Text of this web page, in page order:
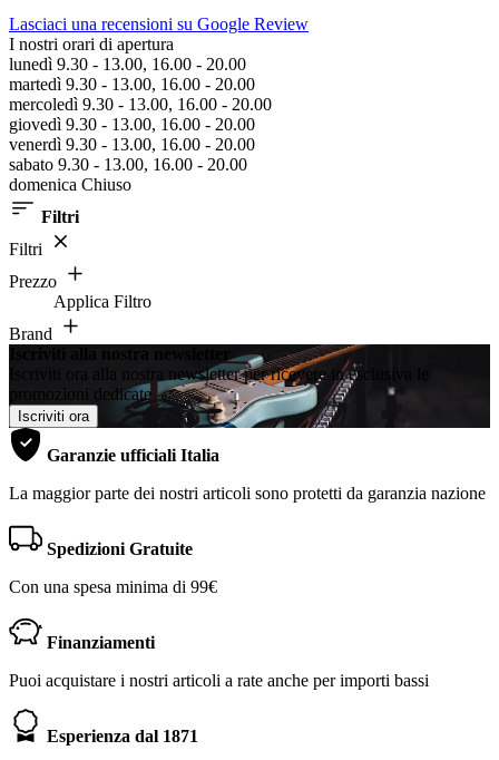
Lasciaci una recensioni su Google Review
I nostri orari di apertura
lunedì 9.30 - 13.00, 16.00 - 20.00
martedì 9.30 - 13.00, 16.00 - 20.00
mercoledì 9.30 - 13.00, 16.00 - 20.00
giovedì 9.30 - 13.00, 16.00 - 20.00
venerdì 9.30 - 13.00, 16.00 - 20.00
sabato 9.30 - 13.00, 16.00 - 20.00
domenica Chiuso
Filtri
Filtri
Prezzo
Applica Filtro
Brand
Iscriviti alla nostra newsletter
Iscriviti ora alla nostra newsletter per ricevere in esclusiva le
promozioni dedicate
Iscriviti ora
Garanzie ufficiali Italia
La maggior parte dei nostri articoli sono protetti da garanzia nazione
Spedizioni Gratuite
Con una spesa minima di 99€
Finanziamenti
Puoi acquistare i nostri articoli a rate anche per importi bassi
Esperienza dal 1871